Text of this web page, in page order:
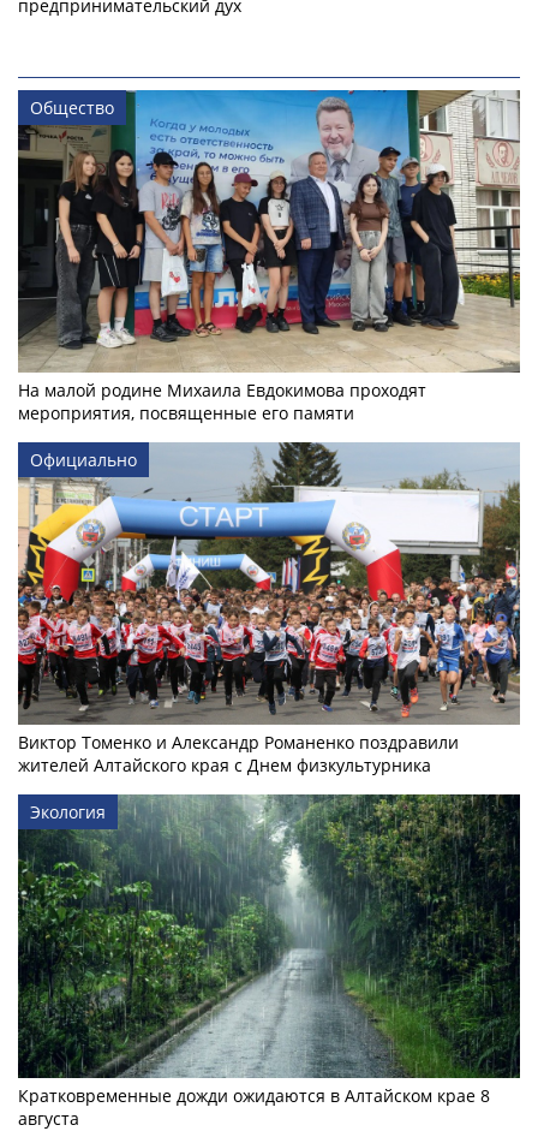
предпринимательский дух
Общество
На малой родине Михаила Евдокимова проходят
мероприятия, посвященные его памяти
Официально
Виктор Томенко и Александр Романенко поздравили
жителей Алтайского края с Днем физкультурника
Экология
Кратковременные дожди ожидаются в Алтайском крае 8
августа